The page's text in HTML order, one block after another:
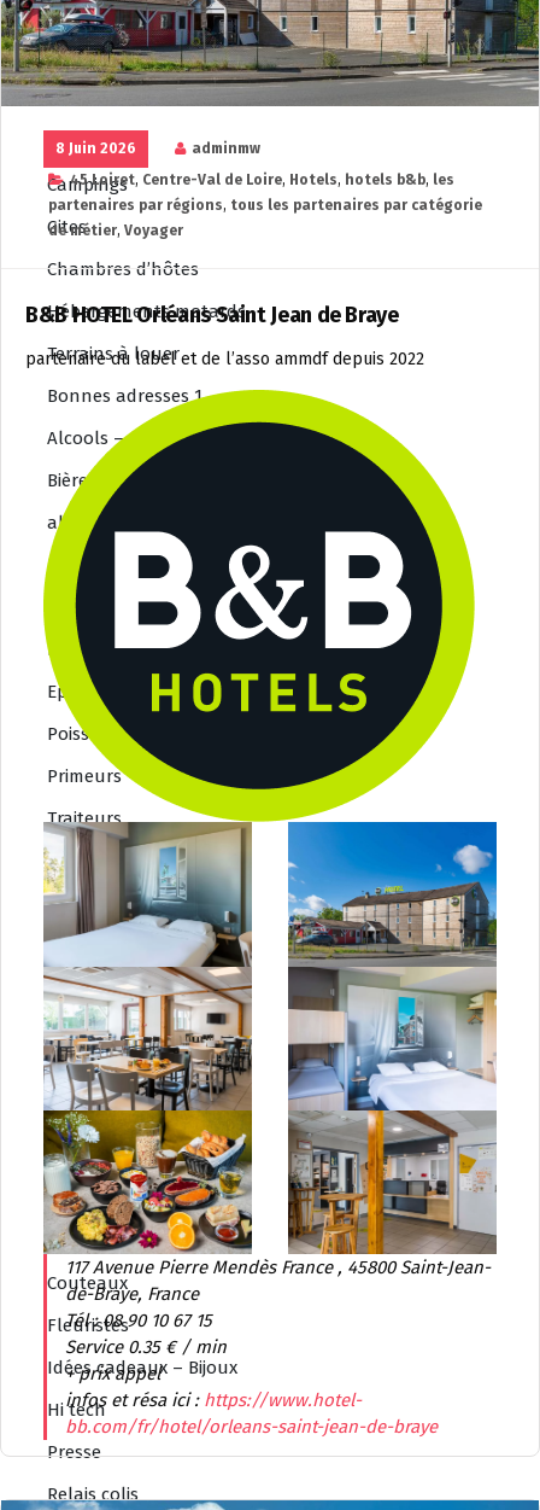
Salons de thé
Voyager
Tous les hôtels
hôtels F1
Campings
Gites
Chambres d’hôtes
Hébergements motards
Terrains à louer
Bonnes adresses 1
Alcools – vins
Bières
alimentation de proximité
Bouchers / Charcutiers
Boulangers / Patissiers
Fromagers
Epiceries fine
Poissoniers
Primeurs
Traiteurs
Bonnes adresses 2
Barbiers
Beauté
Coiffeurs
opticiens
Tatoueurs
Bonnes adresses 3
Bijoutiers
Cordonniers – Couture
Cigarettes électroniques
Couteaux
Fleuristes
Idées cadeaux – Bijoux
Hi tech
Presse
Relais colis
8 Juin 2026
adminmw
45 Loiret, Centre-Val de Loire, Hotels, hotels b&b, les
partenaires par régions, tous les partenaires par catégorie
de métier, Voyager
B&B HOTEL Orléans Saint Jean de Braye
partenaire du label et de l’asso ammdf depuis 2022
117 Avenue Pierre Mendès France , 45800 Saint-Jean-
de-Braye, France
Tél : 08 90 10 67 15
Service 0.35 € / min
+ prix appel
infos et résa ici : https://www.hotel-
bb.com/fr/hotel/orleans-saint-jean-de-braye